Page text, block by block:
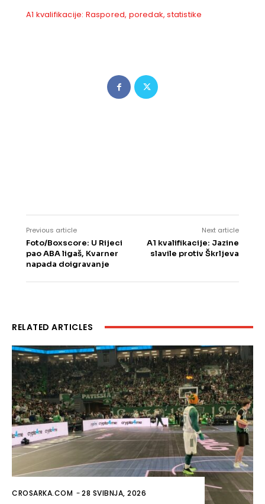
A1 kvalifikacije: Raspored, poredak, statistike
Previous article
Foto/Boxscore: U Rijeci
pao ABA ligaš, Kvarner
napada doigravanje
Next article
A1 kvalifikacije: Jazine
slavile protiv Škrljeva
RELATED ARTICLES
CROSARKA.COM -28 SVIBNJA, 2026